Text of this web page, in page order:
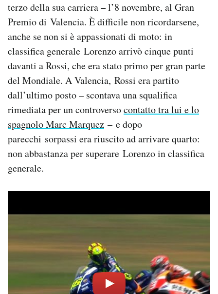
terzo della sua carriera – l’8 novembre, al Gran
Premio di Valencia. È difficile non ricordarsene,
anche se non si è appassionati di moto: in
classifica generale Lorenzo arrivò cinque punti
davanti a Rossi, che era stato primo per gran parte
del Mondiale. A Valencia, Rossi era partito
dall’ultimo posto – scontava una squalifica
rimediata per un controversocontatto tra lui e lo
spagnolo Marc Marquez – e dopo
parecchi sorpassi era riuscito ad arrivare quarto:
non abbastanza per superare Lorenzo in classifica
generale.